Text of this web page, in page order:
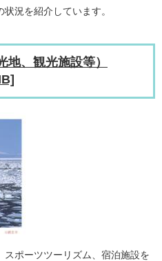
況を紹介しています。
地、観光施設等）
ポーツツーリズム、宿泊施設を